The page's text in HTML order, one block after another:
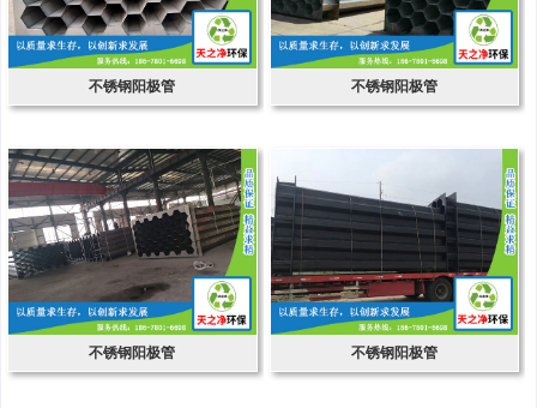
不锈钢阳极管 不锈钢阳极管
不锈钢阳极管 不锈钢阳极管